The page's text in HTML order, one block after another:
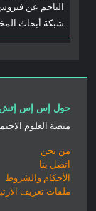
الناجم عن فيروس
شبكة أبحاث
حول إس إس إتش
منصة العلوم
من نحن
اتصل بنا
الأحكام والشروط
ملفات تعريف